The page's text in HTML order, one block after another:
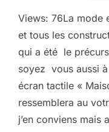
Views: 76La mode
et tous les
qui a été le
soyez vous aussi
écran tactile «
ressemblera au
j’en conviens mais